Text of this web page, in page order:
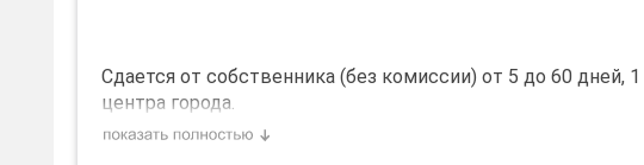
Сдается от собственника (без комиссии) от 5 до 60 дней,
центра города.
Квартира на 8 этаже,по адресу мкр.Крылатый дом 24/5.